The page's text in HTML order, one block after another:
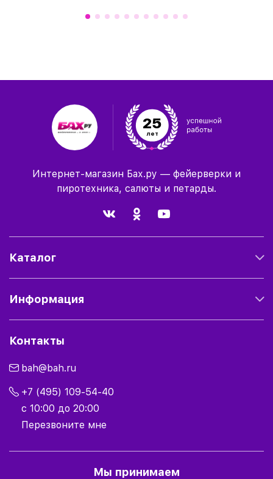
25
лет
Интернет-магазин Бах.ру — фейерверки и
пиротехника, салюты и петарды.
Каталог
Информация
Контакты
bah@bah.ru
+7 (495) 109-54-40
с 10:00 до 20:00
Перезвоните мне
Мы принимаем